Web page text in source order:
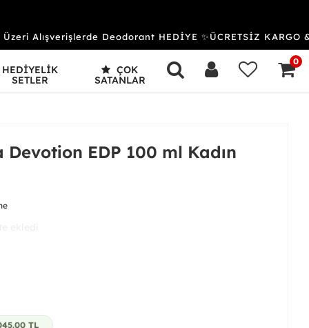
Alışverişlerde Deodorant HEDİYE ✨ÜCRETSİZ KARGO &
HEDİYELİK
SETLER
ÇOK
SATANLAR
0
EDP 100 ml Kadın
TL